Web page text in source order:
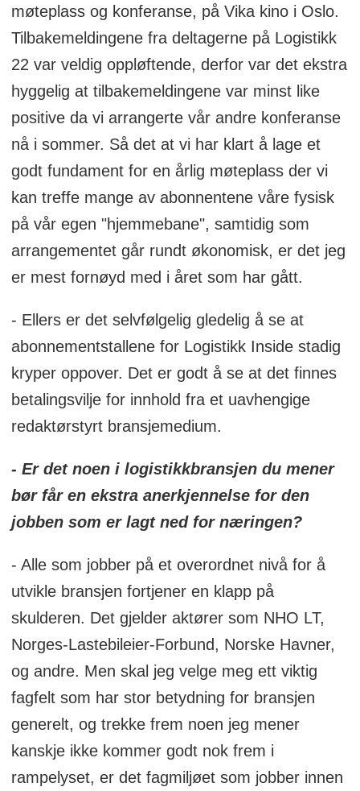
møteplass og konferanse, på Vika kino i Oslo.
Tilbakemeldingene fra deltagerne på Logistikk
22 var veldig oppløftende, derfor var det ekstra
hyggelig at tilbakemeldingene var minst like
positive da vi arrangerte vår andre konferanse
nå i sommer. Så det at vi har klart å lage et
godt fundament for en årlig møteplass der vi
kan treffe mange av abonnentene våre fysisk
på vår egen "hjemmebane", samtidig som
arrangementet går rundt økonomisk, er det jeg
er mest fornøyd med i året som har gått.
- Ellers er det selvfølgelig gledelig å se at
abonnementstallene for Logistikk Inside stadig
kryper oppover. Det er godt å se at det finnes
betalingsvilje for innhold fra et uavhengige
redaktørstyrt bransjemedium.
- Er det noen i logistikkbransjen du mener
bør får en ekstra anerkjennelse for den
jobben som er lagt ned for næringen?
- Alle som jobber på et overordnet nivå for å
utvikle bransjen fortjener en klapp på
skulderen. Det gjelder aktører som NHO LT,
Norges-Lastebileier-Forbund, Norske Havner,
og andre. Men skal jeg velge meg ett viktig
fagfelt som har stor betydning for bransjen
generelt, og trekke frem noen jeg mener
kanskje ikke kommer godt nok frem i
rampelyset, er det fagmiljøet som jobber innen